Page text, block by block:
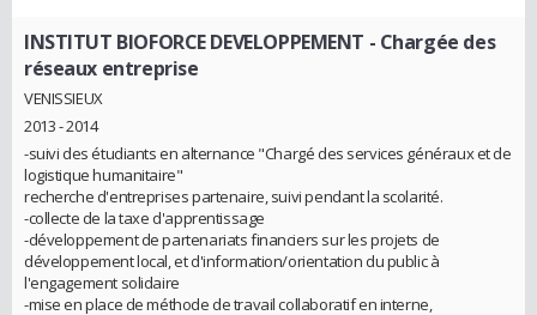
INSTITUT BIOFORCE DEVELOPPEMENT - Chargée des
réseaux entreprise
VENISSIEUX
2013 - 2014
-suivi des étudiants en alternance "Chargé des services généraux et de
logistique humanitaire"
recherche d'entreprises partenaire, suivi pendant la scolarité.
-collecte de la taxe d'apprentissage
-développement de partenariats financiers sur les projets de
développement local, et d'information/orientation du public à
l'engagement solidaire
-mise en place de méthode de travail collaboratif en interne,